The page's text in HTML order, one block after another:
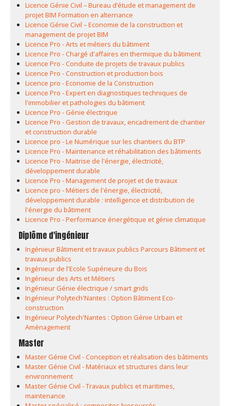
Licence Génie Civil – Bureau d’étude et management de
projet BIM Formation en alternance
Licence Génie Civil – Economie de la construction et
management de projet BIM
Licence Pro - Arts et métiers du bâtiment
Licence Pro - Chargé d'affaires en thermique du bâtiment
Licence Pro - Conduite de projets de travaux publics
Licence Pro - Construction et production bois
Licence pro - Economie de la Construction
Licence Pro - Expert en diagnostiques techniques de
l'immobilier et pathologies du bâtiment
Licence Pro - Génie électrique
Licence Pro - Gestion de travaux, encadrement de chantier
et construction durable
Licence pro - Le Numérique sur les chantiers du BTP
Licence Pro - Maintenance et réhabilitation des bâtiments
Licence Pro - Maitrise de l'énergie, électricité,
développement durable
Licence Pro - Management de projet et de travaux
Licence pro - Métiers de l'énergie, électricité,
développement durable : intelligence et distribution de
l'énergie du bâtiment
Licence Pro - Performance énergétique et génie climatique
Diplôme d'ingénieur
Ingénieur Bâtiment et travaux publics Parcours Bâtiment et
travaux publics
Ingénieur de l'Ecole Supérieure du Bois
Ingénieur des Arts et Métiers
Ingénieur Génie électrique / smart grids
Ingénieur Polytech'Nantes : Option Bâtiment Eco-
construction
Ingénieur Polytech'Nantes : Option Génie Urbain et
Aménagement
Master
Master Génie Civil - Conception et réalisation des bâtiments
Master Génie Civil - Matériaux et structures dans leur
environnement
Master Génie Civil - Travaux publics et maritimes,
maintenance